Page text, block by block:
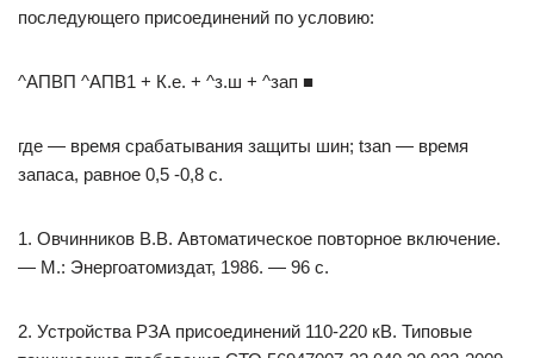
последующего присоединений по условию:
^АПВП ^АПВ1 + К.е. + ^з.ш + ^зап ■
где — время срабатывания защиты шин; tзаn — время
запаса, равное 0,5 -0,8 с.
1. Овчинников В.В. Автоматическое повторное включение.
— М.: Энергоатомиздат, 1986. — 96 с.
2. Устройства РЗА присоединений 110-220 кВ. Типовые